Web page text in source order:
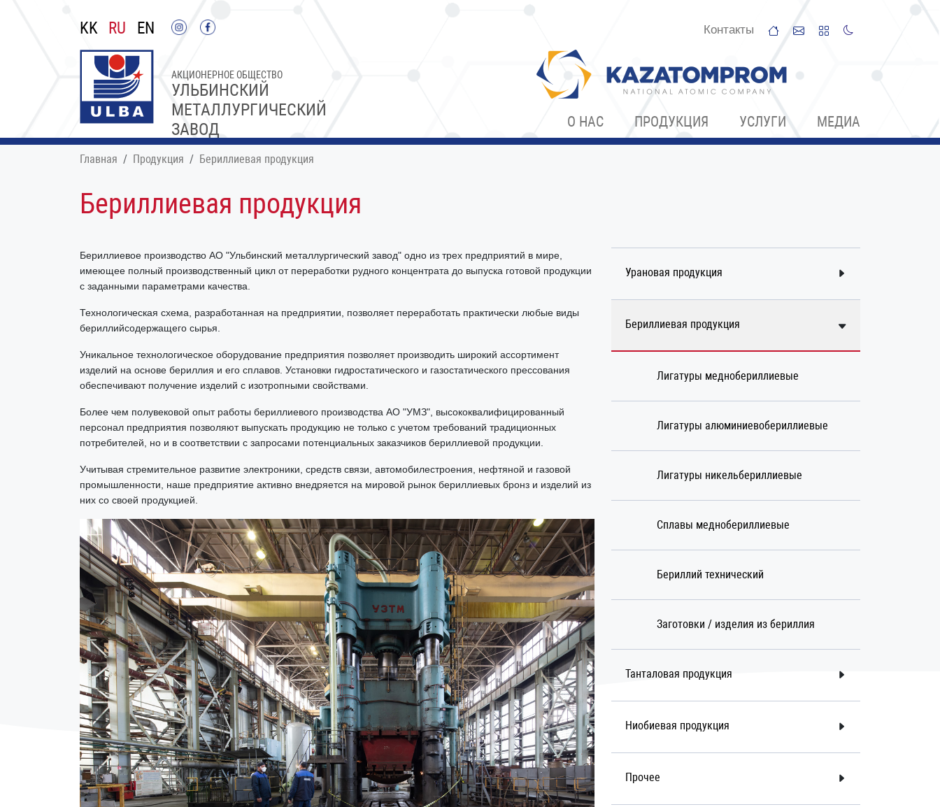
KK RU EN Контакты
УЛЬБИНСКИЙ
МЕТАЛЛУРГИЧЕСКИЙ
ЗАВОД
АКЦИОНЕРНОЕ ОБЩЕСТВО
О НАС ПРОДУКЦИЯ УСЛУГИ МЕДИА
Главная Продукция Бериллиевая продукция
Бериллиевая продукция
Бериллиевое производство АО "Ульбинский металлургический завод" одно из трех предприятий в мире,
имеющее полный производственный цикл от переработки рудного концентрата до выпуска готовой продукции
с заданными параметрами качества.
Технологическая схема, разработанная на предприятии, позволяет переработать практически любые виды
бериллийсодержащего сырья.
Уникальное технологическое оборудование предприятия позволяет производить широкий ассортимент
изделий на основе бериллия и его сплавов. Установки гидростатического и газостатического прессования
обеспечивают получение изделий с изотропными свойствами.
Более чем полувековой опыт работы бериллиевого производства АО "УМЗ", высококвалифицированный
персонал предприятия позволяют выпускать продукцию не только с учетом требований традиционных
потребителей, но и в соответствии с запросами потенциальных заказчиков бериллиевой продукции.
Учитывая стремительное развитие электроники, средств связи, автомобилестроения, нефтяной и газовой
промышленности, наше предприятие активно внедряется на мировой рынок бериллиевых бронз и изделий из
них со своей продукцией.
Урановая продукция
Бериллиевая продукция
Лигатуры меднобериллиевые
Лигатуры алюминиевобериллиевые
Лигатуры никельбериллиевые
Сплавы меднобериллиевые
Бериллий технический
Заготовки / изделия из бериллия
Танталовая продукция
Ниобиевая продукция
Прочее